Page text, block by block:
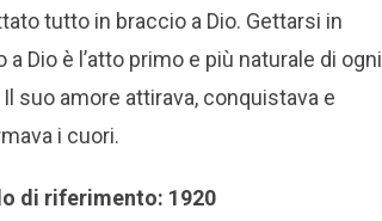
tutto in braccio a Dio. Gettarsi in
a Dio è l’atto primo e più naturale di ogni
Il suo amore attirava, conquistava e
i cuori.
di riferimento: 1920